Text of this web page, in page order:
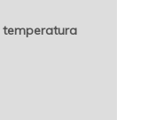
temperatura